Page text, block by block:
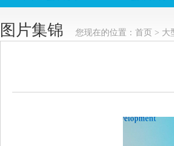
图片集锦 您现在的位置： 首页 > 大